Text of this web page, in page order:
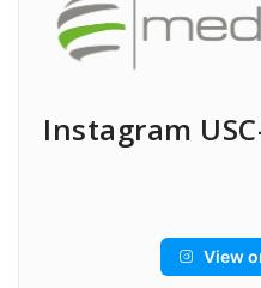
Instagram
View